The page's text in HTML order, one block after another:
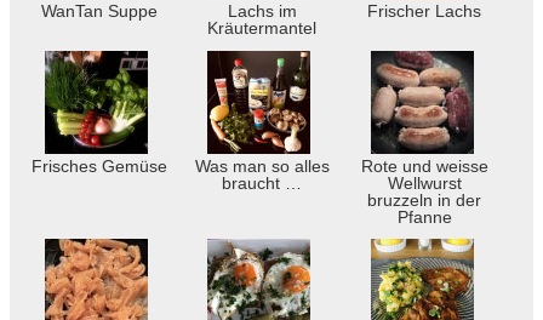
WanTan Suppe
Lachs im
Kräutermantel
Frischer Lachs
Frisches Gemüse
Was man so alles
braucht …
Rote und weisse
Wellwurst
bruzzeln in der
Pfanne